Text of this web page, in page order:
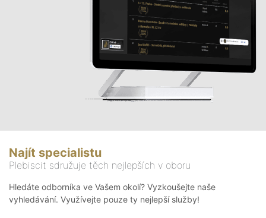
Najít specialistu
Plebiscit sdružuje těch nejlepších v oboru
Hledáte odborníka ve Vašem okolí? Vyzkoušejte naše
vyhledávání. Využívejte pouze ty nejlepší služby!